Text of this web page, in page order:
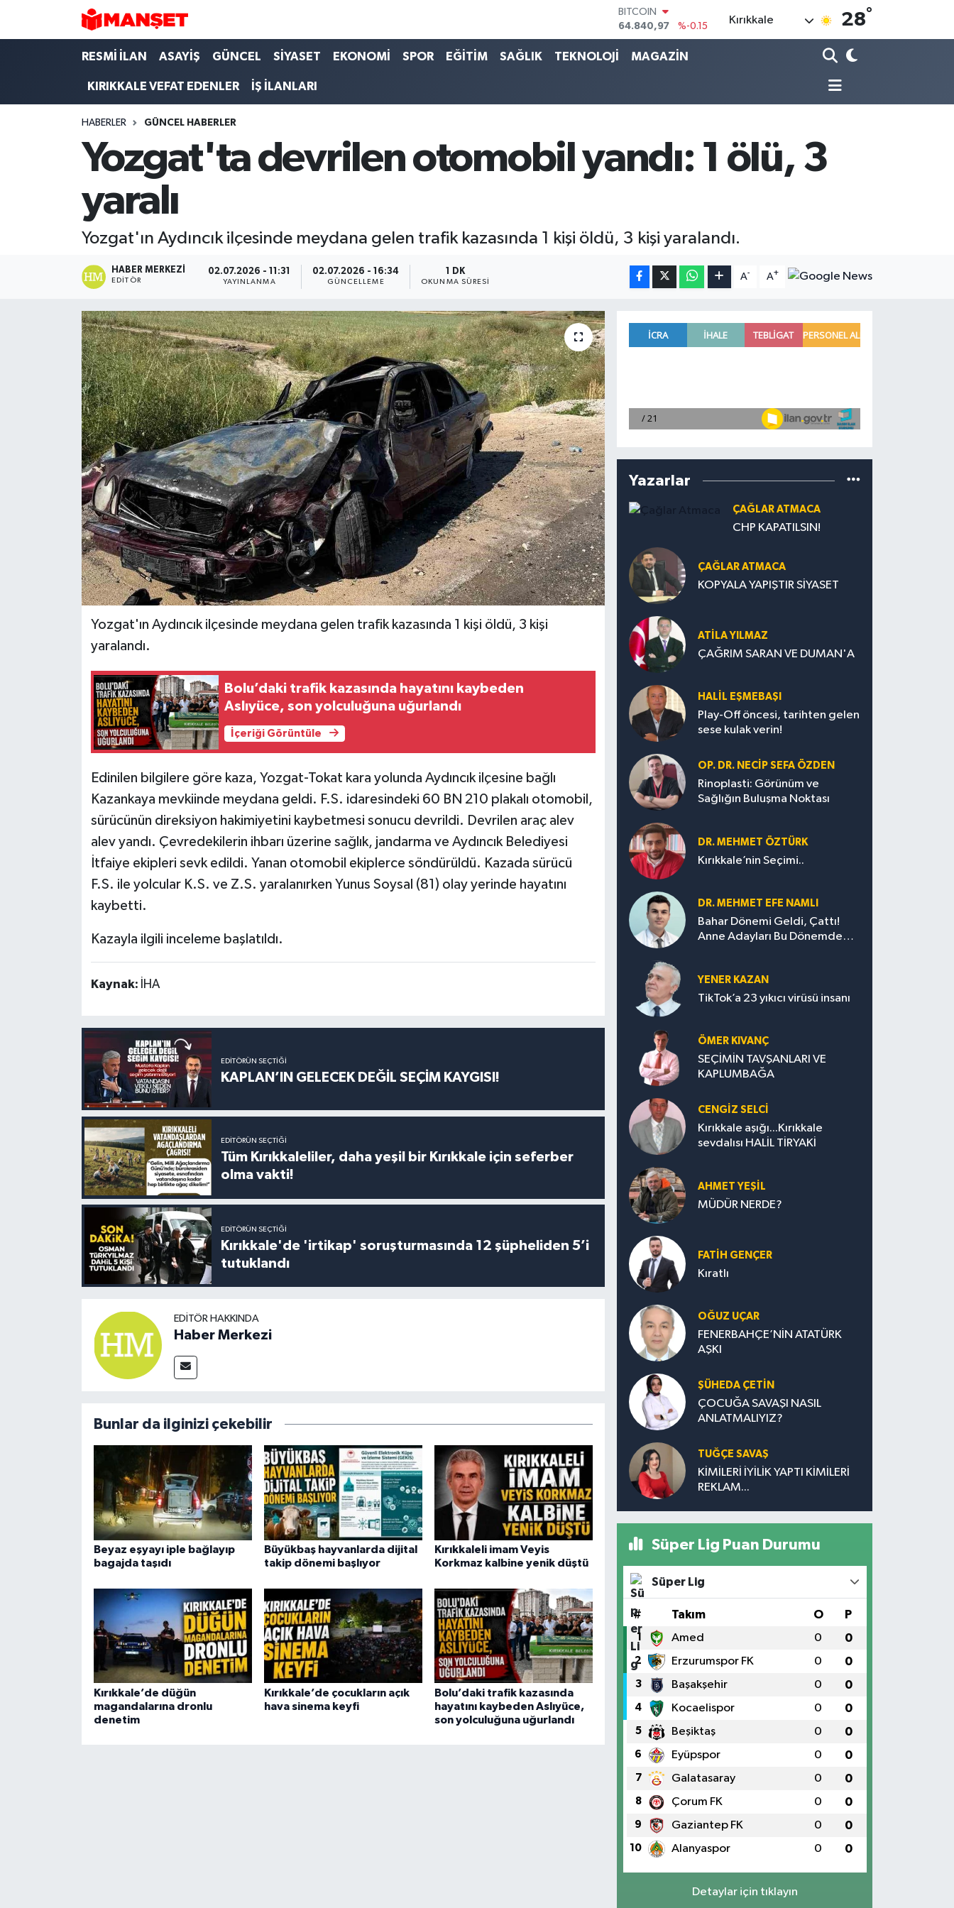
64.840,97
DOLAR
47,7436
%0.18
EURO
13.779
%-14
Kırıkkale 28°
RESMİ İLAN ASAYİŞ GÜNCEL SİYASET EKONOMİ SPOR EĞİTİM SAĞLIK TEKNOLOJİ MAGAZİN
KIRIKKALE VEFAT EDENLER İŞ İLANLARI
HABERLER GÜNCEL HABERLER
Yozgat'ta devrilen otomobil yandı: 1 ölü, 3
yaralı
Yozgat'ın Aydıncık ilçesinde meydana gelen trafik kazasında 1 kişi öldü, 3 kişi yaralandı.
HABER MERKEZI
EDITÖR
02.07.2026 - 11:31
YAYINLANMA
02.07.2026 - 16:34
GÜNCELLEME
1 DK
OKUNMA SÜRESI
A- A+
Yozgat'ın Aydıncık ilçesinde meydana gelen trafik kazasında 1 kişi öldü, 3 kişi
yaralandı.
Bolu’daki trafik kazasında hayatını kaybeden
Aslıyüce, son yolculuğuna uğurlandı
İçeriği Görüntüle
Edinilen bilgilere göre kaza, Yozgat-Tokat kara yolunda Aydıncık ilçesine bağlı
Kazankaya mevkiinde meydana geldi. F.S. idaresindeki 60 BN 210 plakalı otomobil,
sürücünün direksiyon hakimiyetini kaybetmesi sonucu devrildi. Devrilen araç alev
alev yandı. Çevredekilerin ihbarı üzerine sağlık, jandarma ve Aydıncık Belediyesi
İtfaiye ekipleri sevk edildi. Yanan otomobil ekiplerce söndürüldü. Kazada sürücü
F.S. ile yolcular K.S. ve Z.S. yaralanırken Yunus Soysal (81) olay yerinde hayatını
kaybetti.
Kazayla ilgili inceleme başlatıldı.
Kaynak: İHA
EDITÖRÜN SEÇTIĞI
KAPLAN’IN GELECEK DEĞİL SEÇİM KAYGISI!
EDITÖRÜN SEÇTIĞI
Tüm Kırıkkaleliler, daha yeşil bir Kırıkkale için seferber
olma vakti!
EDITÖRÜN SEÇTIĞI
Kırıkkale'de 'irtikap' soruşturmasında 12 şüpheliden 5’i
tutuklandı
EDITÖR HAKKINDA
Haber Merkezi
Bunlar da ilginizi çekebilir
Beyaz eşyayı iple bağlayıp
bagajda taşıdı
Büyükbaş hayvanlarda dijital
takip dönemi başlıyor
Kırıkkaleli imam Veyis
Korkmaz kalbine yenik düştü
Kırıkkale’de düğün
magandalarına dronlu
denetim
Kırıkkale’de çocukların açık
hava sinema keyfi
Bolu’daki trafik kazasında
hayatını kaybeden Aslıyüce,
son yolculuğuna uğurlandı
Yazarlar
ÇAĞLAR ATMACA
CHP KAPATILSIN!
ÇAĞLAR ATMACA
KOPYALA YAPIŞTIR SİYASET
ATILA YILMAZ
ÇAĞRIM SARAN VE DUMAN'A
HALIL EŞMEBAŞI
Play-Off öncesi, tarihten gelen
sese kulak verin!
OP. DR. NECIP SEFA ÖZDEN
Rinoplasti: Görünüm ve
Sağlığın Buluşma Noktası
DR. MEHMET ÖZTÜRK
Kırıkkale’nin Seçimi..
DR. MEHMET EFE NAMLI
Bahar Dönemi Geldi, Çattı!
Anne Adayları Bu Dönemde
YENER KAZAN
TikTok’a 23 yıkıcı virüsü insanı
ÖMER KIVANÇ
SEÇİMİN TAVŞANLARI VE
KAPLUMBAĞA
CENGİZ SELCİ
Kırıkkale aşığı...Kırıkkale
sevdalısı HALİL TİRYAKİ
AHMET YEŞİL
MÜDÜR NERDE?
FATIH GENÇER
Kıratlı
OĞUZ UÇAR
FENERBAHÇE’NİN ATATÜRK
AŞKI
ŞÜHEDA ÇETİN
ÇOCUĞA SAVAŞI NASIL
ANLATMALIYIZ?
TUĞÇE SAVAŞ
KİMİLERİ İYİLİK YAPTI KİMİLERİ
REKLAM...
Süper Lig Puan Durumu
Süper Lig
# Takım O P
1 Amed 0 0
2 Erzurumspor FK 0 0
3 Başakşehir 0 0
4 Kocaelispor 0 0
5 Beşiktaş 0 0
6 Eyüpspor 0 0
7 Galatasaray 0 0
8 Çorum FK 0 0
9 Gaziantep FK 0 0
10 Alanyaspor 0 0
Detaylar için tıklayın
Hava Durumu
Trafik Durumu
Süper Lig Puan Durumu ve Fikstür
Tüm Manşetler
Son Dakika Haberleri
Haber Arşivi